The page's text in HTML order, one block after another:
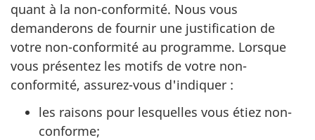
quant à la non-conformité. Nous vous
demanderons de fournir une justification de
votre non-conformité au programme. Lorsque
vous présentez les motifs de votre non-
conformité, assurez-vous d'indiquer :
les raisons pour lesquelles vous étiez non-
conforme;